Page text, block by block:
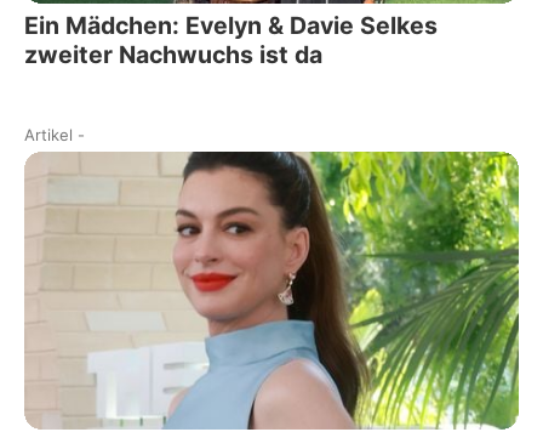
Ein Mädchen: Evelyn & Davie Selkes
zweiter Nachwuchs ist da
Artikel -